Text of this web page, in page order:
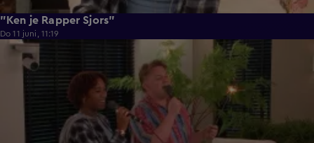
"Ken je Rapper Sjors"
Do 11 juni, 11:19
0:39